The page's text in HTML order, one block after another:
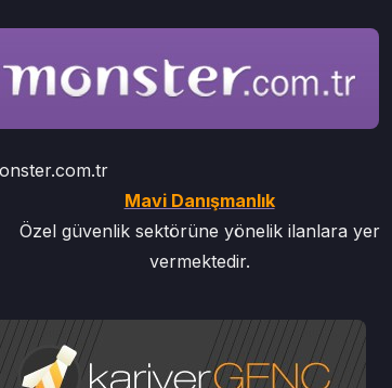
Mavi Danışmanlık
Özel güvenlik sektörüne yönelik ilanlara yer
vermektedir.